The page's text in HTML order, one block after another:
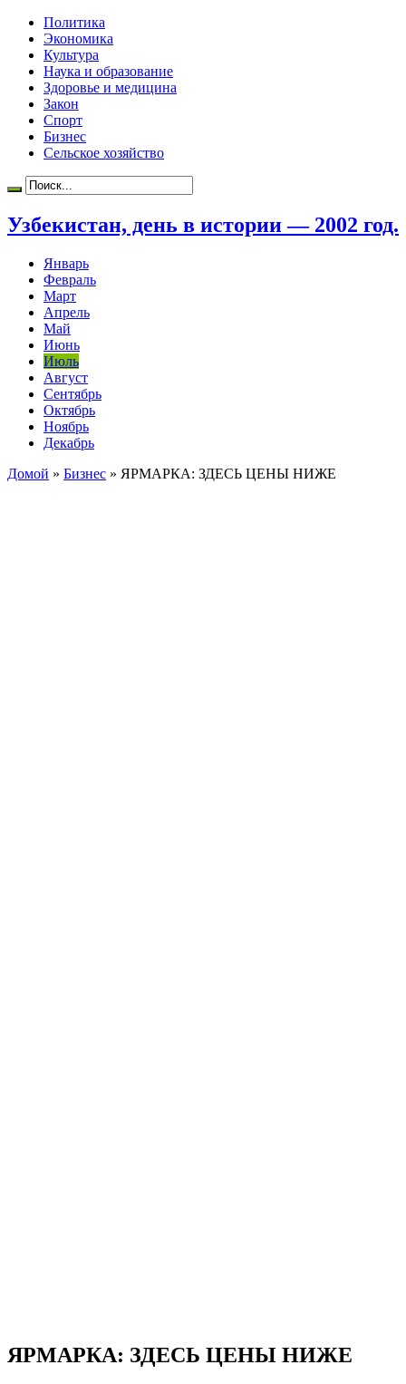
Политика
Экономика
Культура
Наука и образование
Здоровье и медицина
Закон
Спорт
Бизнес
Сельское хозяйство
Узбекистан, день в истории — 2002 год.
Январь
Февраль
Март
Апрель
Май
Июнь
Июль
Август
Сентябрь
Октябрь
Ноябрь
Декабрь
Домой » Бизнес » ЯРМАРКА: ЗДЕСЬ ЦЕНЫ НИЖЕ
ЯРМАРКА: ЗДЕСЬ ЦЕНЫ НИЖЕ